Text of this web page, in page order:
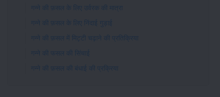
गन्ने की फ़सल के लिए उर्वरक की मात्रा
गन्ने की फ़सल के लिए निंदाई गुड़ाई
गन्ने की फ़सल में मिट्टी चढ़ाने की प्रतिक्रिया
गन्ने की फसल की सिंचाई
गन्ने की फ़सल की बंधाई की प्रक्रिया